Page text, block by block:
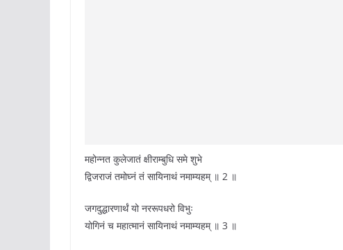
महोन्नत कुलेजातं क्षीराम्बुधि समे शुभे
द्विजराजं तमोघ्नं तं सायिनाथं नमाम्यहम् ॥ 2 ॥
जगदुद्धारणार्थं यो नररूपधरो विभुः
योगिनं च महात्मानं सायिनाथं नमाम्यहम् ॥ 3 ॥